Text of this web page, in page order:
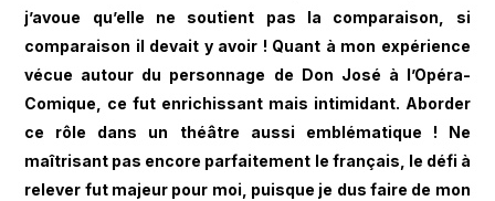
j’avoue qu’elle ne soutient pas la comparaison, si
comparaison il devait y avoir ! Quant à mon expérience
vécue autour du personnage de Don José à l’Opéra-
Comique, ce fut enrichissant mais intimidant. Aborder
ce rôle dans un théâtre aussi emblématique ! Ne
maîtrisant pas encore parfaitement le français, le défi à
relever fut majeur pour moi, puisque je dus faire de mon